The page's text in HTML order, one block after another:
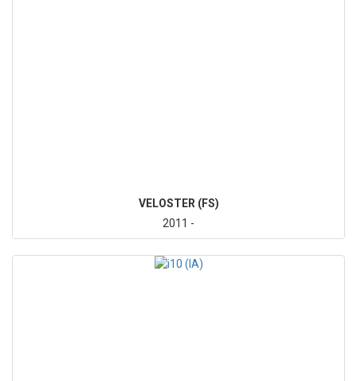
VELOSTER (FS)
2011 -